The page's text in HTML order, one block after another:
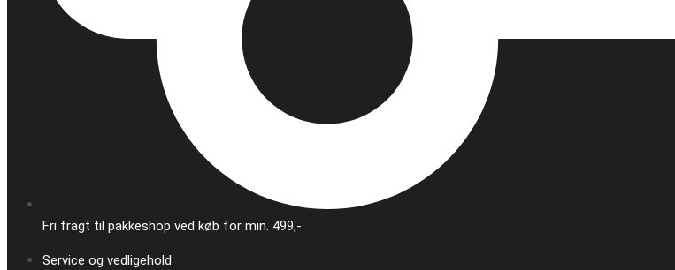
Fri fragt til pakkeshop ved køb for min. 499,-
Service og vedligehold